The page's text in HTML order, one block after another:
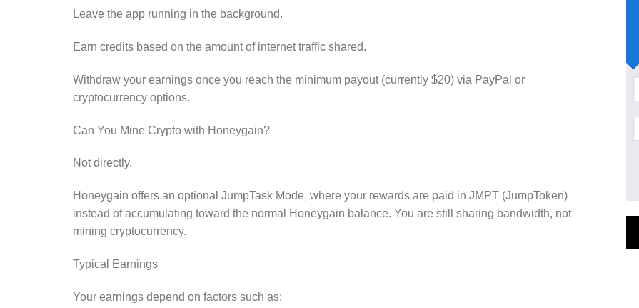
Leave the app running in the background.
Earn credits based on the amount of internet traffic shared.
Withdraw your earnings once you reach the minimum payout (currently $20) via PayPal or
cryptocurrency options.
Can You Mine Crypto with Honeygain?
Not directly.
Honeygain offers an optional JumpTask Mode, where your rewards are paid in JMPT (JumpToken)
instead of accumulating toward the normal Honeygain balance. You are still sharing bandwidth, not
mining cryptocurrency.
Typical Earnings
Your earnings depend on factors such as: